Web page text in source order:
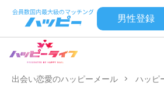
男性登録
出会い恋愛のハッピーメール ハッピ